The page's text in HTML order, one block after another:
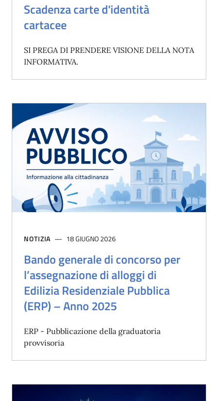
Scadenza carte d'identità
cartacee
SI PREGA DI PRENDERE VISIONE DELLA NOTA
INFORMATIVA.
NOTIZIA 18 GIUGNO 2026
Bando generale di concorso per
l’assegnazione di alloggi di
Edilizia Residenziale Pubblica
(ERP) – Anno 2025
ERP - Pubblicazione della graduatoria
provvisoria